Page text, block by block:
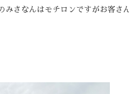
みさなんはモチロンですがお客さ